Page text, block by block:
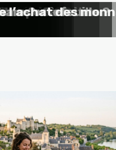
en gîte à chinon
? ?
?
sûr ?à éviter
portefeuille ?
?
l’achat des